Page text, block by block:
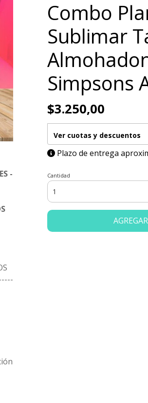
-
Combo
Sublimar
Simpsons
$3.250,00
Ver cuotas y descuentos
Plazo de entrega
Cantidad